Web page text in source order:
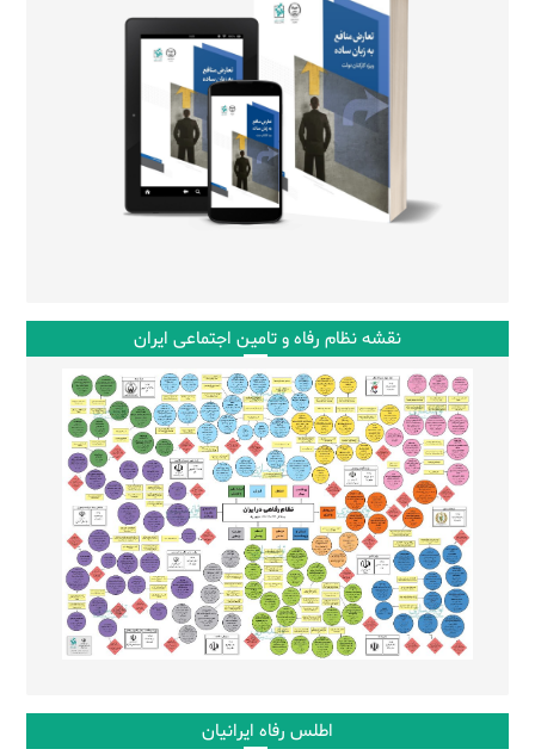
نقشه نظام رفاه و تامین اجتماعی ایران
اطلس رفاه ایرانیان